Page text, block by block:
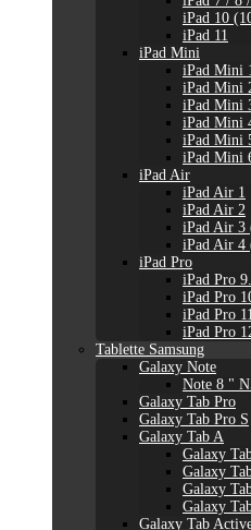
iPad 10
iPad 11
iPad Mini
iPad Mini
iPad Mini
iPad Mini
iPad Mini
iPad Mini
iPad Mini
iPad Air
iPad Air 1
iPad Air 2
iPad Air 3
iPad Air 4
iPad Pro
iPad Pro
iPad Pro
iPad Pro
iPad Pro
Tablette Samsung
Galaxy Note
Note 8 "
Galaxy Tab Pro
Galaxy Tab Pro S
Galaxy Tab A
Galaxy
Galaxy
Galaxy
Galaxy
Galaxy Tab